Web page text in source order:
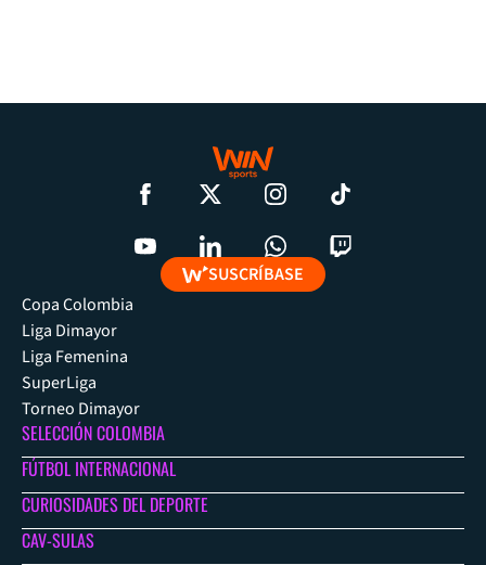
SUSCRÍBASE
Copa Colombia
Liga Dimayor
Liga Femenina
SuperLiga
Torneo Dimayor
SELECCIÓN COLOMBIA
FÚTBOL INTERNACIONAL
CURIOSIDADES DEL DEPORTE
CAV-SULAS